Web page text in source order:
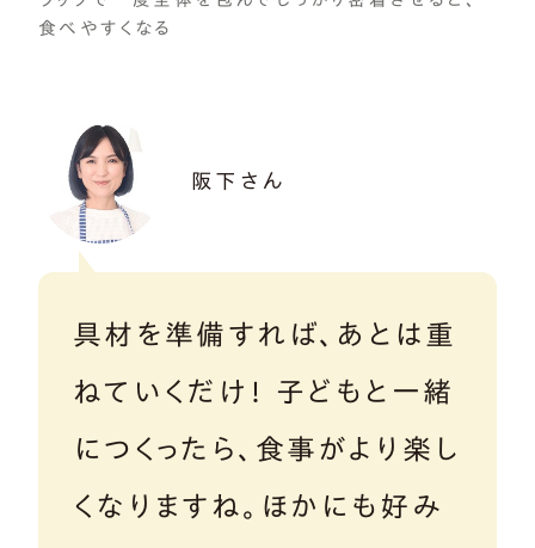
食べやすくなる
阪下さん
具材を準備すれば、あとは重
ねていくだけ！ 子どもと一緒
につくったら、食事がより楽し
くなりますね。ほかにも好み